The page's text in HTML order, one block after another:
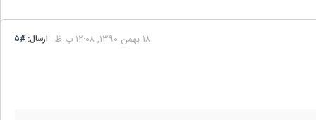
ارسال: #۵ ۱۸ بهمن ۱۳۹۰, ۱۲:۰۸ ب.ظ